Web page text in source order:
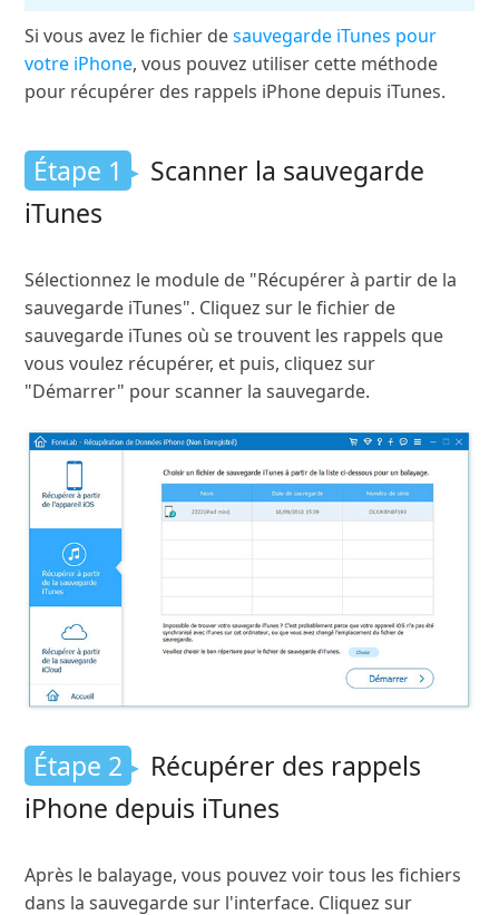
Si vous avez le fichier desauvegarde iTunes pour
votre iPhone, vous pouvez utiliser cette méthode
pour récupérer des rappels iPhone depuis iTunes.
Étape 1
Scanner la sauvegarde
iTunes
Sélectionnez le module de "Récupérer à partir de la
sauvegarde iTunes". Cliquez sur le fichier de
sauvegarde iTunes où se trouvent les rappels que
vous voulez récupérer, et puis, cliquez sur
"Démarrer" pour scanner la sauvegarde.
Étape 2
Récupérer des rappels
iPhone depuis iTunes
Après le balayage, vous pouvez voir tous les fichiers
dans la sauvegarde sur l'interface. Cliquez sur